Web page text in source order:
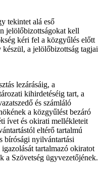
tekintet alá eső
jelölőbizottságokat kell
kéri fel a közgyűlés előtt
a jelölőbizottság tagjai
lezárásáig, a
kihirdetéséig tart, a
és számláló
a közgyűlést bezáró
ívet és okirati mellékleteit
eltérő tartalmú
bírósági nyilvántartási
tartalmazó okiratot
a Szövetség ügyvezetőjének.